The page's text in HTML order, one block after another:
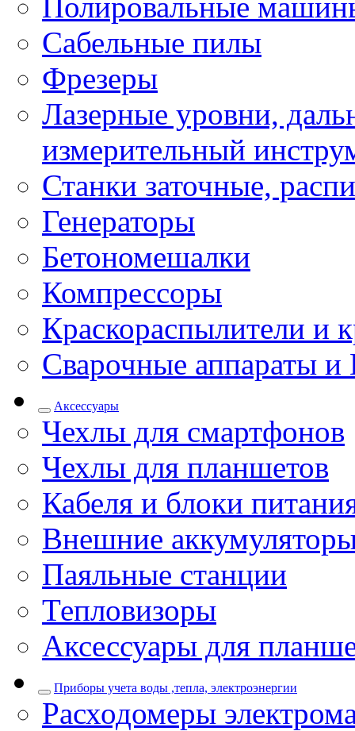
Сабельные пилы
Фрезеры
Лазерные уровни,
измерительный
Станки заточные,
Генераторы
Бетономешалки
Компрессоры
Краскораспылители и
Сварочные аппараты и
Аксессуары
Чехлы для смартфонов
Чехлы для планшетов
Кабеля и блоки
Внешние
Паяльные станции
Тепловизоры
Аксессуары для
Приборы учета воды ,тепла, электроэнергии
Расходомеры